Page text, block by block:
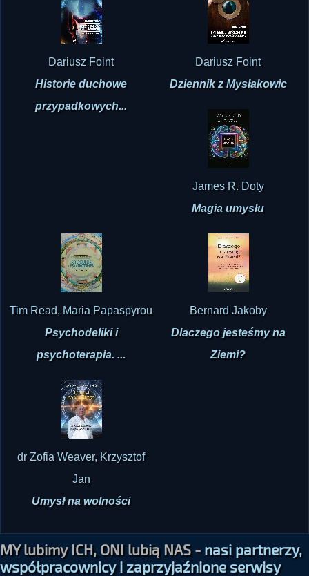
Dariusz Foint
Historie duchowe
przypadkowych...
Dariusz Foint
Dziennik z Mysłakowic
James R. Doty
Magia umysłu
Tim Read, Maria Papaspyrou
Psychodeliki i
psychoterapia. ...
Bernard Jakoby
Dlaczego jesteśmy na
Ziemi?
dr Zofia Weaver, Krzysztof
Jan
Umysł na wolności
MY lubimy ICH, ONI lubią NAS -nasi partnerzy,
współpracownicy i zaprzyjaźnione serwisy